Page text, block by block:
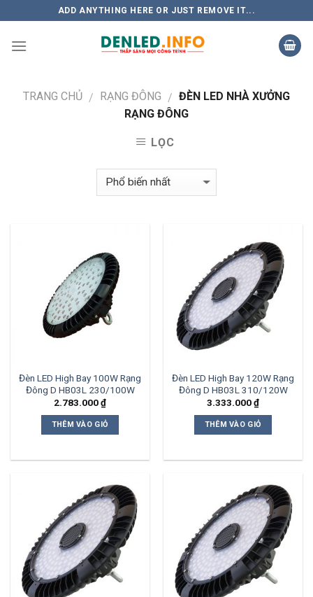
to
content
ADD ANYTHING HERE OR JUST REMOVE IT...
TRANG CHỦ / RẠNG ĐÔNG / ĐÈN LED NHÀ XƯỞNG
RẠNG ĐÔNG
LỌC
Đèn LED High Bay 100W Rạng
Đông D HB03L 230/100W
2.783.000₫
THÊM VÀO GIỎ
Đèn LED High Bay 120W Rạng
Đông D HB03L 310/120W
3.333.000₫
THÊM VÀO GIỎ